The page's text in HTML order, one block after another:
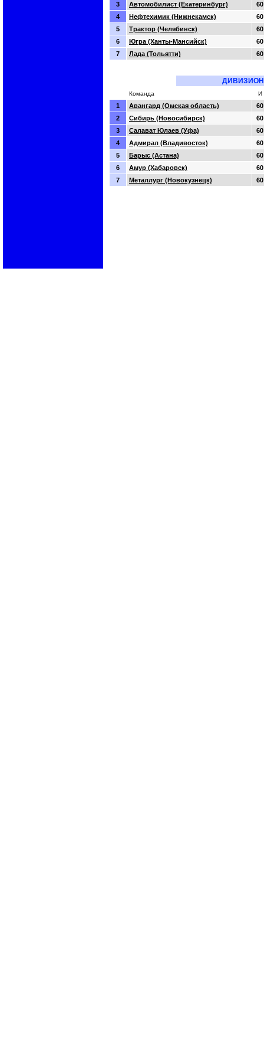
3
Автомобилист (Екатеринбург)
60
4
Нефтехимик (Нижнекамск)
60
5
Трактор (Челябинск)
60
6
Югра (Ханты-Мансийск)
60
7
Лада (Тольятти) 60
Команда И
1 Авангард (Омская область)
60
2
Сибирь (Новосибирск)
60
3
Салават Юлаев (Уфа)
60
4
Адмирал (Владивосток)
60
5
Барыс (Астана)
60
6
Амур (Хабаровск)
60
7
Металлург (Новокузнецк) 60